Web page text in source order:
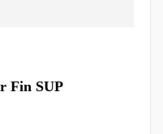
Fin SUP